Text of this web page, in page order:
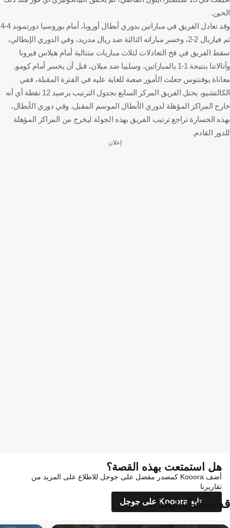
الحين.
وقد تعادل الفريق في مباراتين بدوري أبطال أوروبا، أمام بوروسيا دورتموند 4-4
ثم فياريال 2-2، وخسر مباراته الثالثة ضد ريال مدريد، وفي الدوري الإيطالي،
سقط الفريق في فخ التعادلات لثلاث مباريات متتالية أمام هيلاس فيرونا
وأتالانتا بنتيجة 1-1 بالمباراتين، وسلبيا ضد ميلان، قبل أن يخسر أمام كومو.
معاناة يوفنتوس جعلت الأمور صعبة للغاية عليه في الفترة المقبلة، ففي
الكالتشيو، يحتل الفريق المركز السابع بجدول الترتيب برصيد 12 نقطة أي أنه
خارج المراكز المؤهلة لدوري الأبطال الموسم المقبل، وفي دوري الأبطال،
بهذه الخسارة تراجع ترتيب الفريق بهذه الجولة ليخرج من المراكز المؤهلة
للدور القادم.
إعلان
هل استمتعت بهذه القصة؟
أضف Kooora كمصدر مفضل على جوجل للاطلاع على المزيد من
تقاريرنا
تابع Kooora على جوجل
قد يعجبك أيضاً